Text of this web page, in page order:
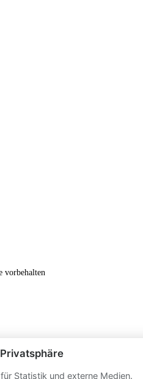
vorbehalten
Statistik und externe Medien.